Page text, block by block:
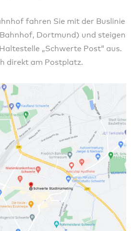
fahren Sie mit der Buslinie
Dortmund) und steigen
„Schwerte Post“ aus.
direkt am Postplatz.